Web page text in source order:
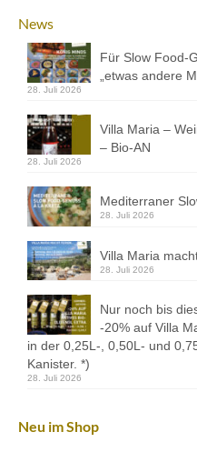
Kontakt
Downloads
Datenschutz
Impressum
News
Für Slow Food-
„etwas andere
28. Juli 2026
Villa Maria –
– Bio-AN
28. Juli 2026
Mediterraner
28. Juli 2026
Villa Maria
28. Juli 2026
Nur noch bis
-20% auf Villa
in der 0,25L-, 0,50L- und
Kanister. *)
28. Juli 2026
Neu im Shop